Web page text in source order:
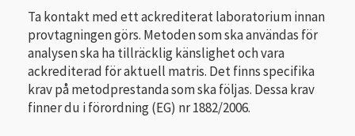
Ta kontakt med ett ackrediterat laboratorium innan
provtagningen görs. Metoden som ska användas för
analysen ska ha tillräcklig känslighet och vara
ackrediterad för aktuell matris. Det finns specifika
krav på metodprestanda som ska följas. Dessa krav
finner du i förordning (EG) nr 1882/2006.